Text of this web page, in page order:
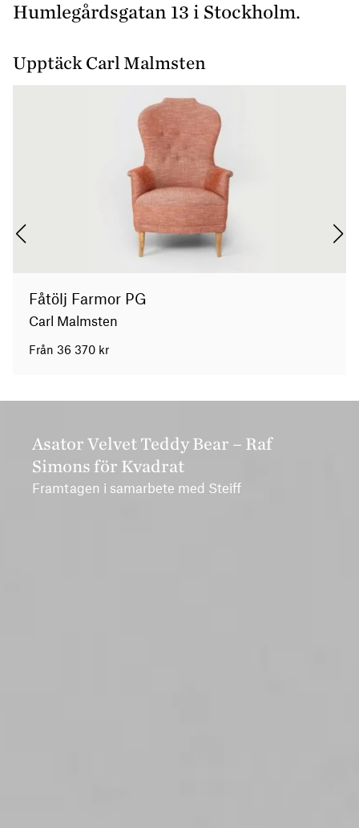
Humlegårdsgatan 13 i Stockholm.
Upptäck Carl Malmsten
Fåtölj Farmor PG
Carl Malmsten
Från 36 370 kr
Asator Velvet Teddy Bear – Raf
Simons för Kvadrat
Framtagen i samarbete med Steiff